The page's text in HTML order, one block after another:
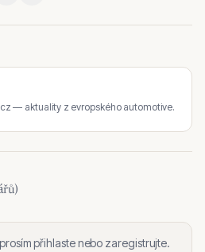
— aktuality z evropského automotive.
)
přihlaste nebo zaregistrujte.